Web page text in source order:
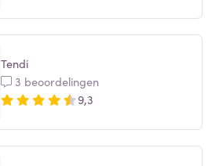
Tendi
3 beoordelingen
9,3